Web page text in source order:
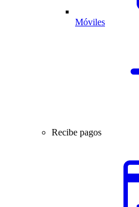
Móviles
Recibe pagos